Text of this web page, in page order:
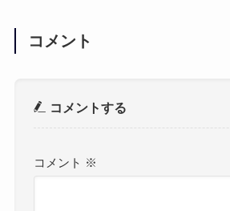
コメント
コメントする
コメント ※